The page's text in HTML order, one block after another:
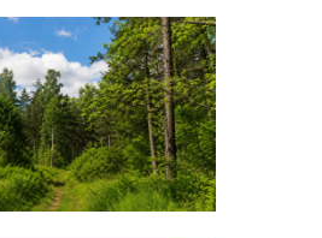
/ 0:00
ГУ МВД России по
и Ленинградской